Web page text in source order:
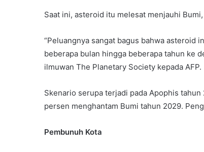
Saat ini, asteroid itu melesat menjauhi
“Peluangnya sangat bagus bahwa asteroid
beberapa bulan hingga beberapa tahun ke
ilmuwan The Planetary Society kepada AFP.
Skenario serupa terjadi pada Apophis
persen menghantam Bumi tahun 2029.
Pembunuh Kota